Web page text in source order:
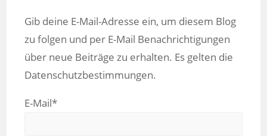
Gib deine E-Mail-Adresse ein, um diesem Blog
zu folgen und per E-Mail Benachrichtigungen
über neue Beiträge zu erhalten. Es gelten die
Datenschutzbestimmungen.
E-Mail*